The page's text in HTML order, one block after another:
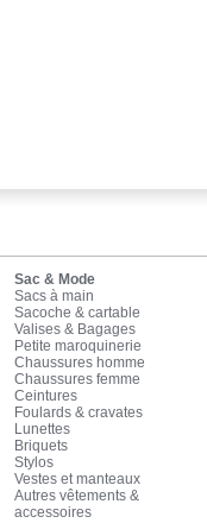
Sac & Mode
Sacs à main
Sacoche & cartable
Valises & Bagages
Petite maroquinerie
Chaussures homme
Chaussures femme
Ceintures
Foulards & cravates
Lunettes
Briquets
Stylos
Vestes et manteaux
Autres vêtements &
accessoires